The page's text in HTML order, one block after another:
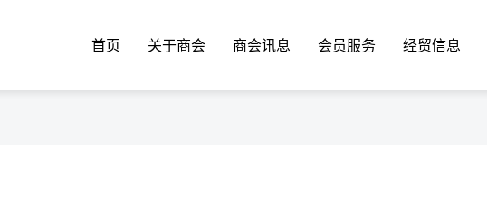
首页 关于商会 商会讯息 会员服务 经贸信息